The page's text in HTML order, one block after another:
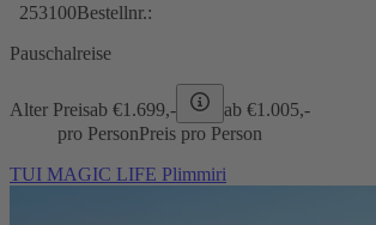
253100Bestellnr.:
Pauschalreise
Alter Preisab €1.699,- ab €1.005,-
pro PersonPreis pro Person
TUI MAGIC LIFE Plimmiri